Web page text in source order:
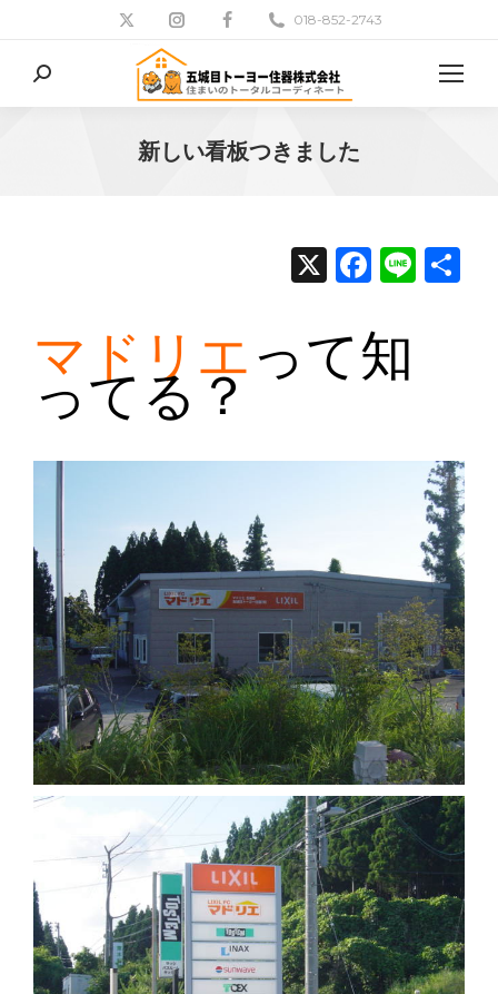
018-852-2743
検
索:
新しい看板つきました
X Line
マドリエって知
ってる？